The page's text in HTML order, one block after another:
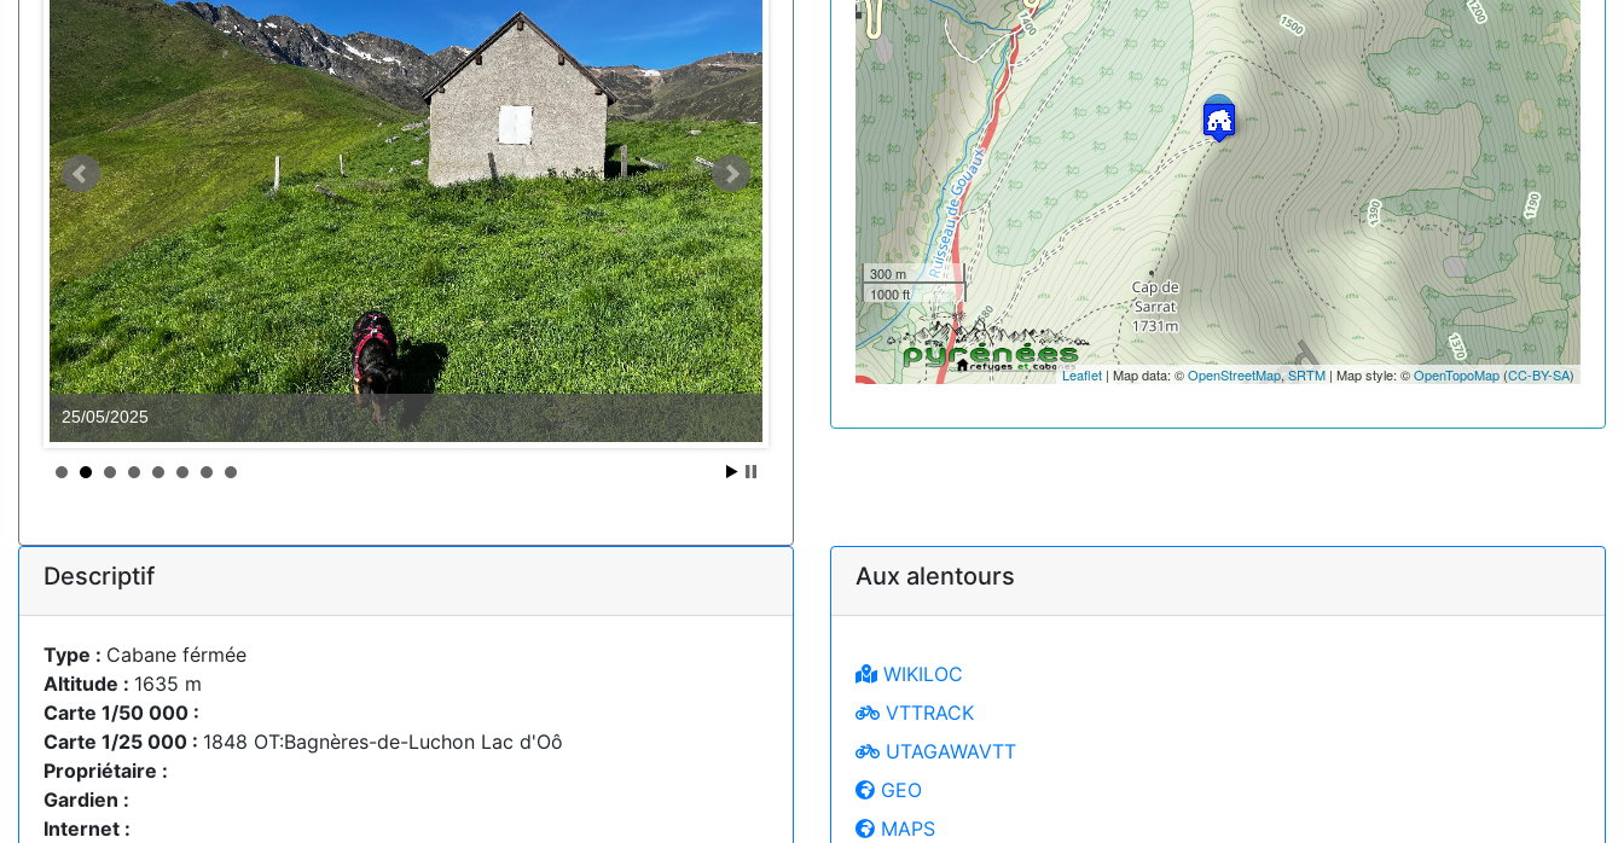
25/05/2025
300 m
1000 ft
Leaflet | Map data: ©OpenStreetMap, SRTM | Map style: ©OpenTopoMap(CC-BY-SA)
Descriptif
Type : Cabane férmée
Altitude : 1635 m
Carte 1/50 000 :
Carte 1/25 000 : 1848 OT:Bagnères-de-Luchon Lac d'Oô
Propriétaire :
Gardien :
Internet :
Aux alentours
WIKILOC
VTTRACK
UTAGAWAVTT
GEO
MAPS